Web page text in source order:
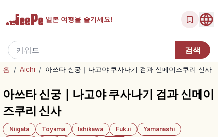
일본 여행을 즐기세요!
홈 / Aichi / 아쓰타 신궁｜나고야 쿠사나기 검과 신메이즈쿠리 신사
아쓰타 신궁｜나고야 쿠사나기 검과 신메이
즈쿠리 신사
Niigata Toyama Ishikawa Fukui
Yamanashi